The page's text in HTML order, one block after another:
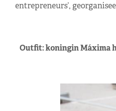
entrepreneurs’,
Outfit: koningin Máxima